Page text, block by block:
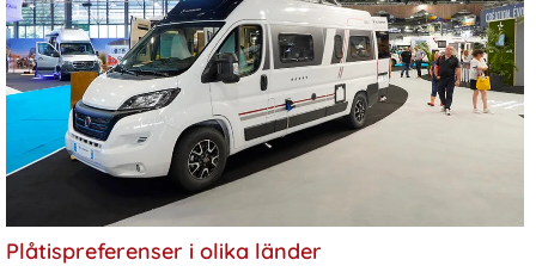
Plåtispreferenser i olika länder